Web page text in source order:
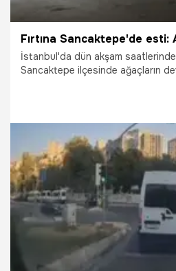
İstanbul'da dün akşam saatlerinde
Sancaktepe ilçesinde ağaçların
23.07.2026 Gündem